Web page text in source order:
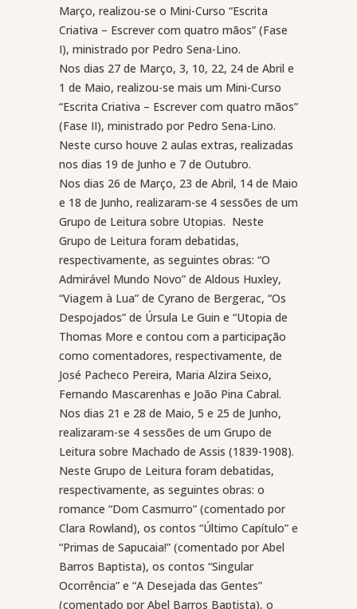
Março, realizou-se o Mini-Curso “Escrita
Criativa – Escrever com quatro mãos” (Fase
I), ministrado por Pedro Sena-Lino.
Nos dias 27 de Março, 3, 10, 22, 24 de Abril e
1 de Maio, realizou-se mais um Mini-Curso
“Escrita Criativa – Escrever com quatro mãos”
(Fase II), ministrado por Pedro Sena-Lino.
Neste curso houve 2 aulas extras, realizadas
nos dias 19 de Junho e 7 de Outubro.
Nos dias 26 de Março, 23 de Abril, 14 de Maio
e 18 de Junho, realizaram-se 4 sessões de um
Grupo de Leitura sobre Utopias. Neste
Grupo de Leitura foram debatidas,
respectivamente, as seguintes obras: “O
Admirável Mundo Novo” de Aldous Huxley,
“Viagem à Lua” de Cyrano de Bergerac, “Os
Despojados” de Úrsula Le Guin e “Utopia de
Thomas More e contou com a participação
como comentadores, respectivamente, de
José Pacheco Pereira, Maria Alzira Seixo,
Fernando Mascarenhas e João Pina Cabral.
Nos dias 21 e 28 de Maio, 5 e 25 de Junho,
realizaram-se 4 sessões de um Grupo de
Leitura sobre Machado de Assis (1839-1908).
Neste Grupo de Leitura foram debatidas,
respectivamente, as seguintes obras: o
romance “Dom Casmurro” (comentado por
Clara Rowland), os contos “Último Capítulo” e
“Primas de Sapucaia!” (comentado por Abel
Barros Baptista), os contos “Singular
Ocorrência” e “A Desejada das Gentes”
(comentado por Abel Barros Baptista), o